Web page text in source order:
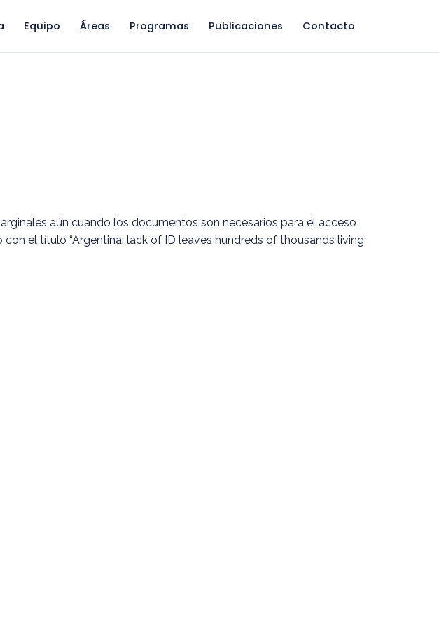
Equipo Áreas Programas Publicaciones Contacto
aún cuando los documentos son necesarios para el acceso
el título “Argentina: lack of ID leaves hundreds of thousands living